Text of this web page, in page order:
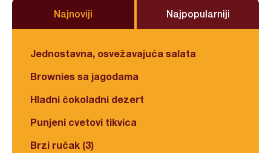
Najnoviji Najpopularniji
Jednostavna, osvežavajuća salata
Brownies sa jagodama
Hladni čokoladni dezert
Punjeni cvetovi tikvica
Brzi ručak (3)